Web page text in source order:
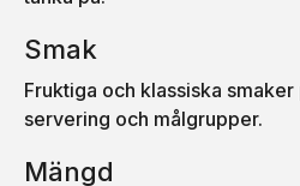
Smak
Fruktiga och klassiska
servering och målgrupper.
Mängd